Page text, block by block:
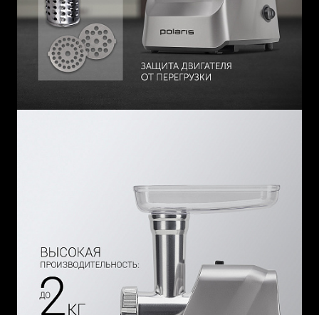
надежность.
- Овощерезка с двумя барабанами разной формы для
шинковки, нарезки и терки овощей. Вы сможете легко
измельчить морковь, свеклу, яблоки, капусту, кабачки для
салатов или заморозки.
- Пластиковый лоток - чаша.
- Пресс - толкатель.
приятное занятие вместе с Поларис!